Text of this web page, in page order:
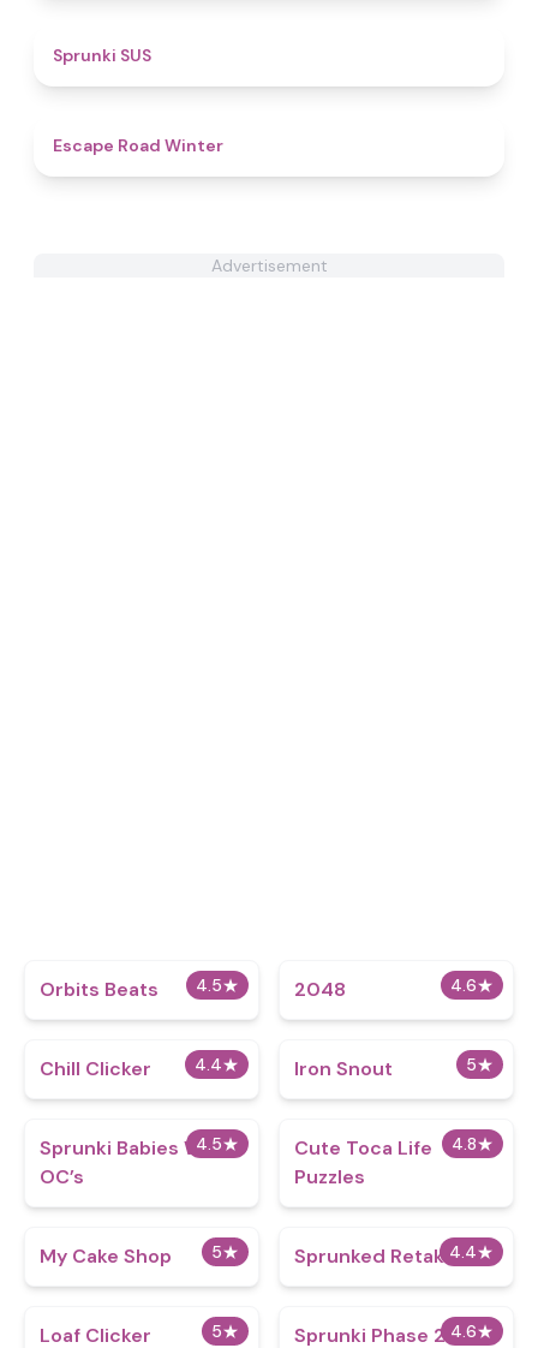
Sprunki SUS
Escape Road Winter
Advertisement
4.5★
Orbits Beats 4.6★
2048
4.4★
Chill Clicker 5★
Iron Snout
4.5★
Sprunki Babies With
OC’s
4.8★
Cute Toca Life
Puzzles
5★
My Cake Shop 4.4★
Sprunked Retake
5★
Loaf Clicker 4.6★
Sprunki Phase 20